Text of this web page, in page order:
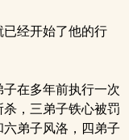
经开始了他的行
在多年前执行一次
，三弟子铁心被罚
弟子风洛，四弟子